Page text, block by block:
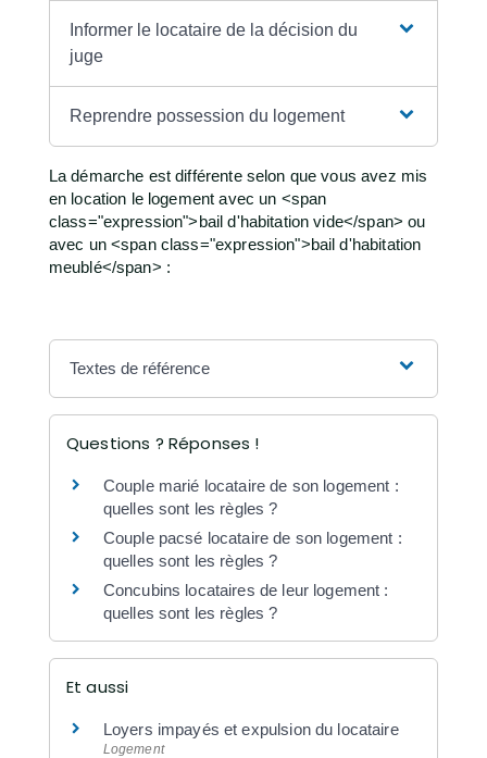
Informer le locataire de la décision du
juge
Reprendre possession du logement
La démarche est différente selon que vous avez mis
en location le logement avec un <span
class="expression">bail d'habitation vide</span> ou
avec un <span class="expression">bail d'habitation
meublé</span> :
Textes de référence
Questions ? Réponses !
Couple marié locataire de son logement :
quelles sont les règles ?
Couple pacsé locataire de son logement :
quelles sont les règles ?
Concubins locataires de leur logement :
quelles sont les règles ?
Et aussi
Loyers impayés et expulsion du locataire
Logement